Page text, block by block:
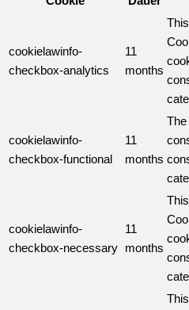
cookielawinfo-
checkbox-analytics
11
months
cookielawinfo-
checkbox-functional
11
months
cookielawinfo-
checkbox-necessary
11
months